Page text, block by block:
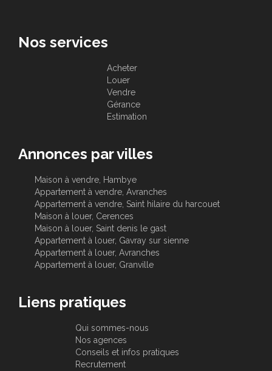
Nos services
Acheter
Louer
Vendre
Gérance
Estimation
Annonces par villes
Maison à vendre, Hambye
Appartement à vendre, Avranches
Appartement à vendre, Saint hilaire du harcouet
Maison à louer, Cerences
Maison à louer, Saint denis le gast
Appartement à louer, Gavray sur sienne
Appartement à louer, Avranches
Appartement à louer, Granville
Liens pratiques
Qui sommes-nous
Nos agences
Conseils et infos pratiques
Recrutement